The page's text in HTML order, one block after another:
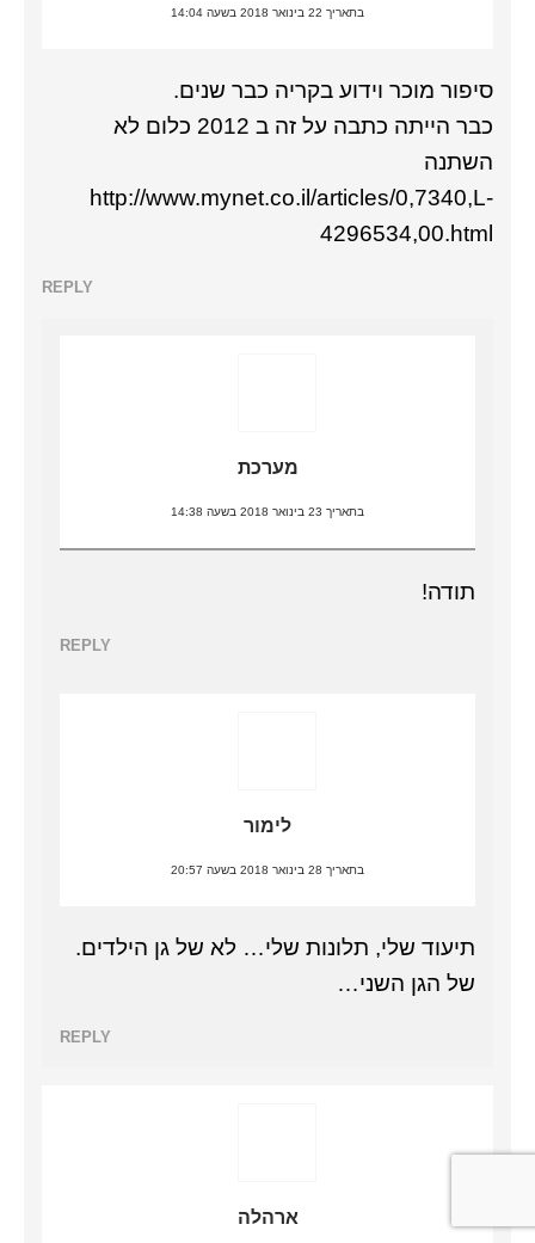
בתאריך 22 בינואר 2018 בשעה 14:04
סיפור מוכר וידוע בקריה כבר שנים.
כבר הייתה כתבה על זה ב 2012 כלום לא
השתנה
http://www.mynet.co.il/articles/0,7340,L-
4296534,00.html
REPLY
מערכת
בתאריך 23 בינואר 2018 בשעה 14:38
תודה!
REPLY
לימור
בתאריך 28 בינואר 2018 בשעה 20:57
תיעוד שלי, תלונות שלי… לא של גן הילדים.
של הגן השני…
REPLY
ארהלה